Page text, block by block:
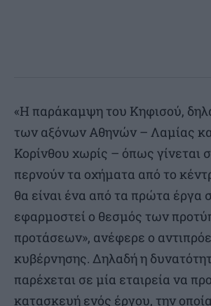
«Η παράκαμψη του Κηφισού,
των αξόνων Αθηνών – Λαμίας
Κορίνθου χωρίς – όπως γίνεται
περνούν τα οχήματα από το
θα είναι ένα από τα πρώτα έργα
εφαρμοστεί ο θεσμός των
προτάσεων», ανέφερε ο
κυβέρνησης. Δηλαδή η
παρέχεται σε μία εταιρεία να
κατασκευή ενός έργου, την